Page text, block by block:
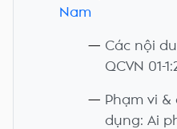
Nam
Các nội
QCVN 01-
Phạm vi
dụng: Ai